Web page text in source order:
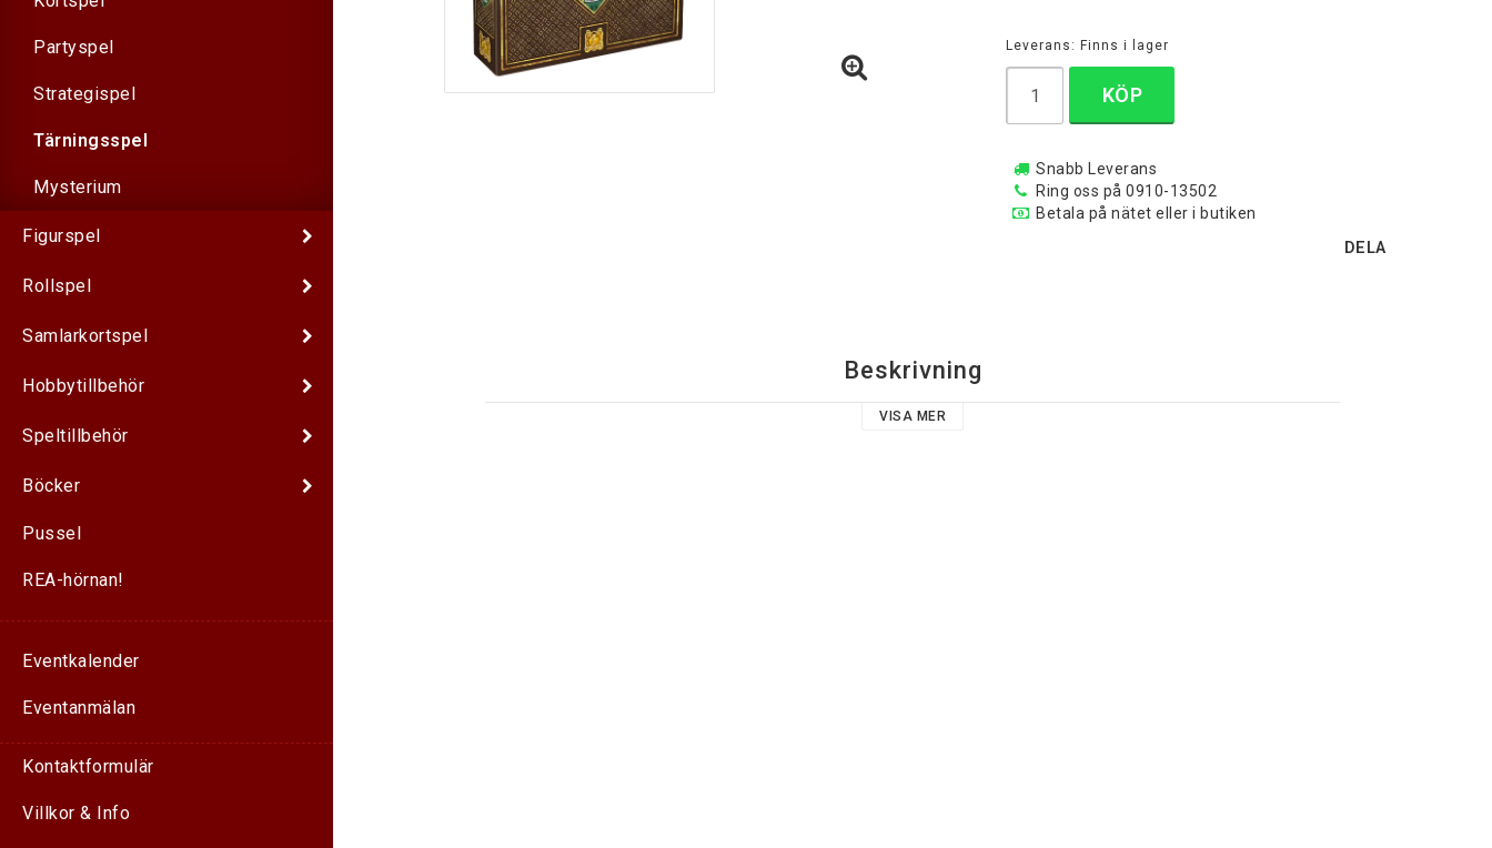
Partyspel
Strategispel
Tärningsspel
Mysterium
Figurspel
Rollspel
Samlarkortspel
Hobbytillbehör
Speltillbehör
Böcker
Pussel
REA-hörnan!
Eventkalender
Eventanmälan
Kontaktformulär
Villkor & Info
Leverans: Finns i lager
KÖP
Snabb Leverans
Ring oss på 0910-13502
Betala på nätet eller i butiken
DELA
Beskrivning
VISA MER